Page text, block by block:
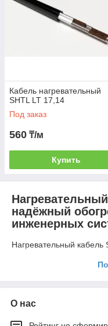
Кабель нагревательный
SHTL LT 17,14
Под заказ
560 ₸/м
Купить
надёжный
инженерных
Нагревательный
промерзания и
й универсальности
поддержание заданной
О нас